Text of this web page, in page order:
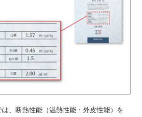
、断熱性能（温熱性能・外皮性能）を